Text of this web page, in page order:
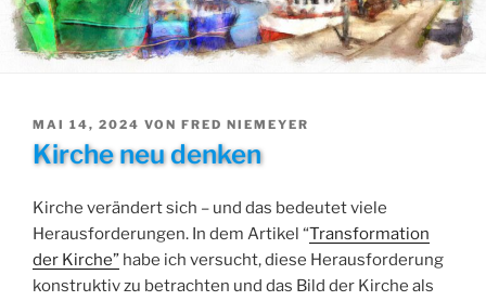
VERÖFFENTLICHT
AM
MAI 14, 2024 VON FRED NIEMEYER
Kirche neu denken
Kirche verändert sich – und das bedeutet viele
Herausforderungen. In dem Artikel “Transformation
der Kirche” habe ich versucht, diese Herausforderung
konstruktiv zu betrachten und das Bild der Kirche als